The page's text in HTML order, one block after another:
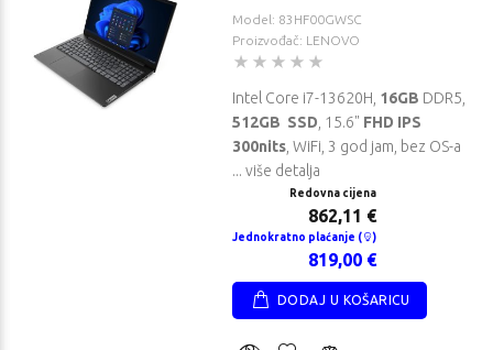
Model: 83HF00GWSC
Proizvođač: LENOVO
Intel Core i7-13620H, 16GB DDR5,
512GB SSD , 15.6" FHD IPS
300nits , WiFi, 3 god jam, bez OS-a
... više detalja
Redovna cijena
862,11 €
Jednokratno plaćanje ( )
819,00 €
DODAJ U KOŠARICU